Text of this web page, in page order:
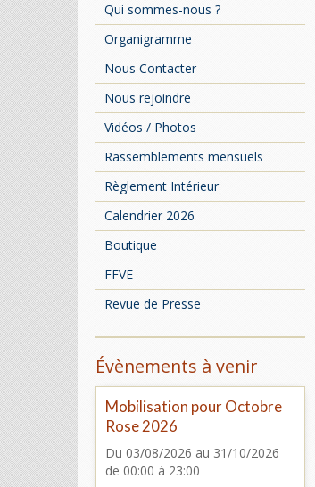
Qui sommes-nous ?
Organigramme
Nous Contacter
Nous rejoindre
Vidéos / Photos
Rassemblements mensuels
Règlement Intérieur
Calendrier 2026
Boutique
FFVE
Revue de Presse
Évènements à venir
Mobilisation pour Octobre
Rose 2026
Du 03/08/2026 au 31/10/2026
de 00:00 à 23:00